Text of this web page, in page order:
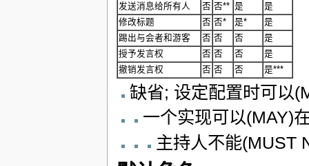
发送消息给所有人
否 否** 是
是
修改标题
否 否* 是*
是
踢出与会者和游客
否 否 否
是
授予发言权
否 否 否
是
撤销发言权
否 否 否 是***
缺省; 设定配置时可以
一个实现可以(MAY)
主持人不能(MUST